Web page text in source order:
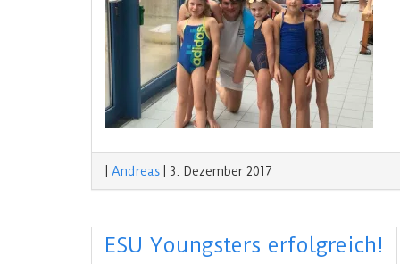
Andreas 3. Dezember 2017
ESU Youngsters erfolgreich!